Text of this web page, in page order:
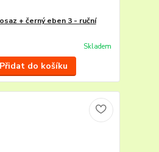
+ černý eben 3 - ruční
Skladem
Přidat do košíku